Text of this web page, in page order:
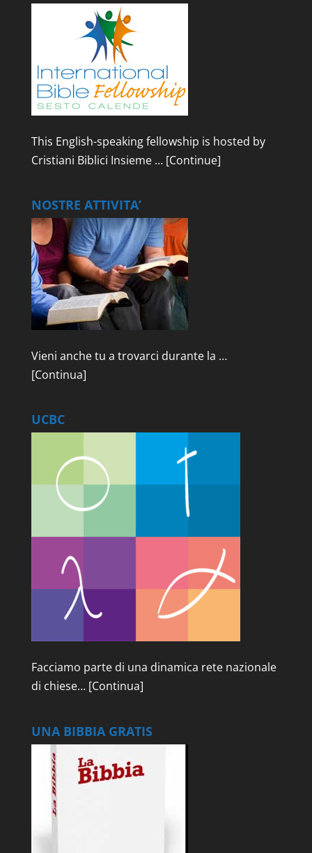
This English-speaking fellowship is hosted by
Cristiani Biblici Insieme … [Continue]
NOSTRE ATTIVITA’
Vieni anche tu a trovarci durante la …
[Continua]
UCBC
Facciamo parte di una dinamica rete nazionale
di chiese… [Continua]
UNA BIBBIA GRATIS